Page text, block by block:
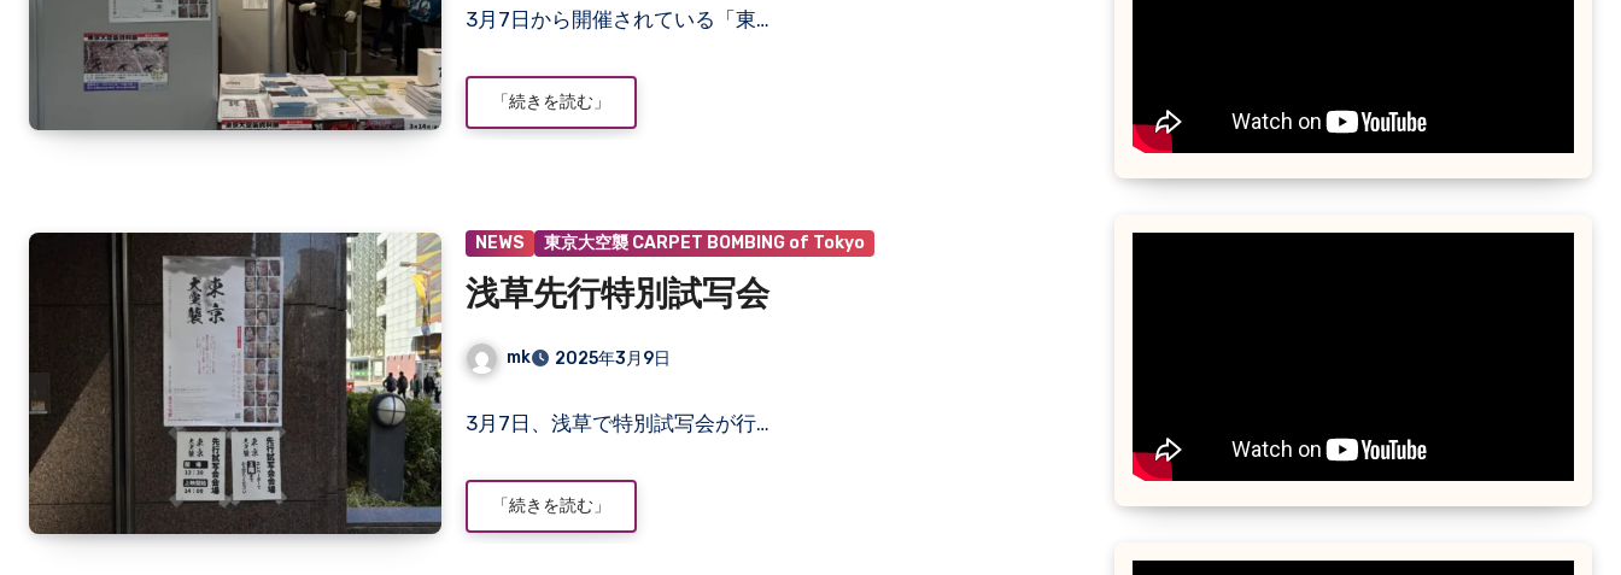
メ
ト
り
ま
せ
ん
3月7日から開催されている「東…
「続きを読む」
NEWS 東京大空襲 CARPET BOMBING of Tokyo
浅草先行特別試写会
mk 2025年3月9日
メ
ト
3月7日、浅草で特別試写会が行…
「続きを読む」